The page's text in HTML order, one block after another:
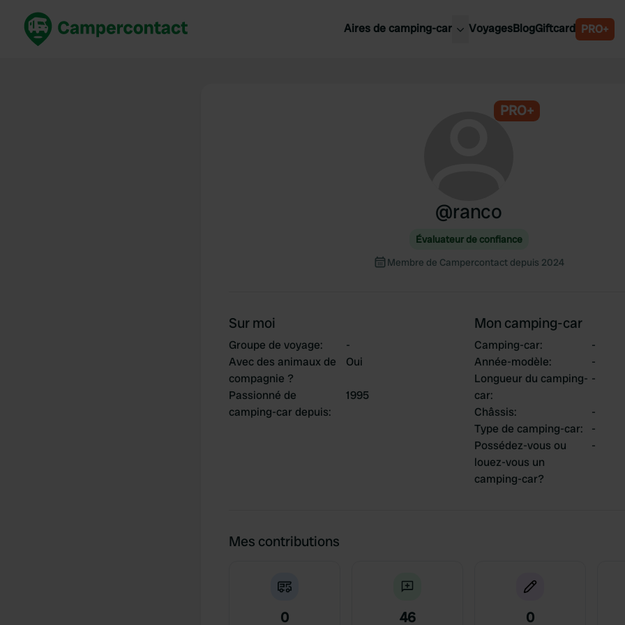
Aires de camping-car VoyagesBlogGiftcard PRO+
PRO+
@ranco
Évaluateur de confiance
Membre de Campercontact depuis 2024
Sur moi
Groupe de voyage:
-
Avec des animaux de
compagnie ?
Oui
Passionné de
camping-car depuis:
1995
Mon camping-car
Camping-car:
-
Année-modèle:
-
Longueur du camping-
car:
-
Châssis:
-
Type de camping-car:
-
Possédez-vous ou
louez-vous un
camping-car?
-
Mes contributions
0 46 0